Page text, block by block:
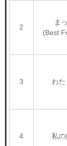
2
ま
(Best
3 わ
4 私の